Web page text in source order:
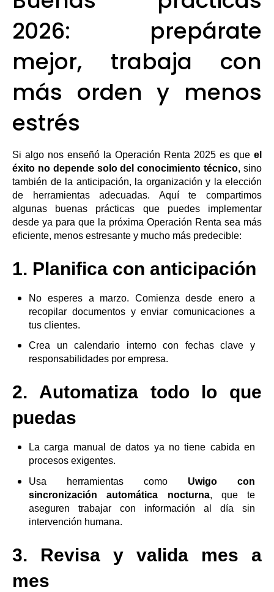
2026: prepárate
mejor, trabaja con
más orden y menos
estrés
Si algo nos enseñó la Operación Renta 2025 es que el
éxito no depende solo del conocimiento técnico, sino
también de la anticipación, la organización y la elección
de herramientas adecuadas. Aquí te compartimos
algunas buenas prácticas que puedes implementar
desde ya para que la próxima Operación Renta sea más
eficiente, menos estresante y mucho más predecible:
1. Planifica con anticipación
No esperes a marzo. Comienza desde enero a
recopilar documentos y enviar comunicaciones a
tus clientes.
Crea un calendario interno con fechas clave y
responsabilidades por empresa.
2. Automatiza todo lo que
puedas
La carga manual de datos ya no tiene cabida en
procesos exigentes.
Usa herramientas como Uwigo con
sincronización automática nocturna, que te
aseguren trabajar con información al día sin
intervención humana.
3. Revisa y valida mes a
mes